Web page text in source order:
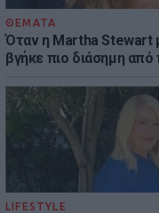
ΘΕΜΑΤΑ
Όταν η Martha Stewart
βγήκε πιο διάσημη από
LIFESTYLE